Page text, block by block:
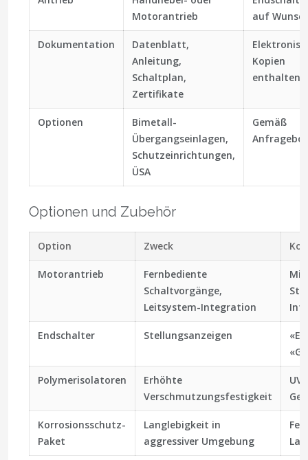
Motorantrieb
auf
Dokumentation
Datenblatt,
Anleitung,
Schaltplan,
Zertifikate
Kopien
enthalten
Optionen
Bimetall-
Übergangseinlagen,
Schutzeinrichtungen,
ÜSA
Gemäß
Optionen und Zubehör
Option Zweck
Motorantrieb
Fernbediente
Schaltvorgänge,
Leitsystem-Integration
Mit
Endschalter Stellungsanzeigen
Polymerisolatoren
Erhöhte
Verschmutzungsfestigkeit
Korrosionsschutz-
Paket
Langlebigkeit in
aggressiver Umgebung